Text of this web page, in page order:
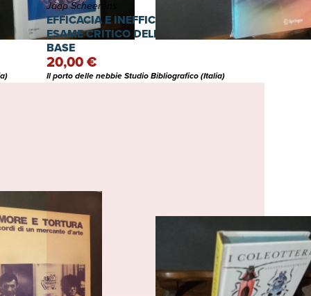
IL
EFFICACIA E INEFFICACIA EDUCATIVA
ESAME CRITICO DELLA KNOWLEDGE
BASE
Jaap Scheerens
20,00 €
Il porto delle nebbie Studio Bibliografico (Italia)